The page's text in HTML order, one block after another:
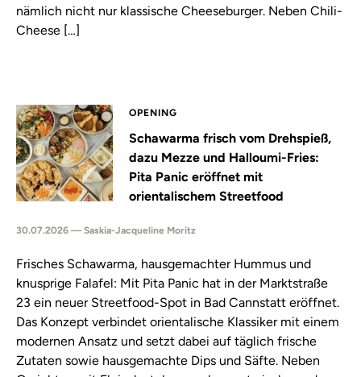
nämlich nicht nur klassische Cheeseburger. Neben Chili-
Cheese […]
OPENING
Schawarma frisch vom Drehspieß,
dazu Mezze und Halloumi-Fries:
Pita Panic eröffnet mit
orientalischem Streetfood
30.07.2026 — Saskia-Jacqueline Moritz
Frisches Schawarma, hausgemachter Hummus und
knusprige Falafel: Mit Pita Panic hat in der Marktstraße
23 ein neuer Streetfood-Spot in Bad Cannstatt eröffnet.
Das Konzept verbindet orientalische Klassiker mit einem
modernen Ansatz und setzt dabei auf täglich frische
Zutaten sowie hausgemachte Dips und Säfte. Neben